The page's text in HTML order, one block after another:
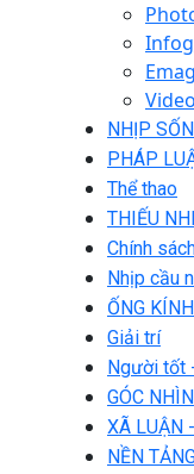
Video
NHỊP
PHÁP
Thể thao
THIẾU NHI
Chính
Nhịp cầu
ỐNG
Giải trí
Người tốt
GÓC NHÌN
XÃ LUẬN
NỀN